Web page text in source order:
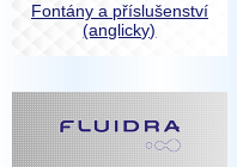
Fontány a příslušenství
(anglicky)